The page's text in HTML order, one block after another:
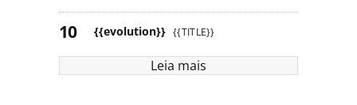
{{evolution}} {{TITLE}}
Leia mais